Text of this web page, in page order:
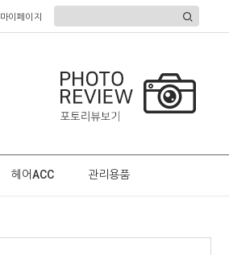
마이페이지
헤어ACC 관리용품